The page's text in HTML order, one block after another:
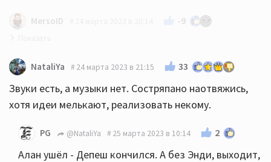
MersoID -9
Альбом слушабелен и оставит обязательно
приятное впечатление. Но по звуку он конечно без
изысков и поисков как у них было в 80-ых и 90-х.
NataliYa 24 марта 2023 в 21:15 33
Звуки есть, а музыки нет. Состряпано наотвяжись,
хотя идеи мелькают, реализовать некому.
PG @NataliYa 25 марта 2023 в 10:14 2
Алан ушёл - Депеш кончился. А без Энди, выходит,